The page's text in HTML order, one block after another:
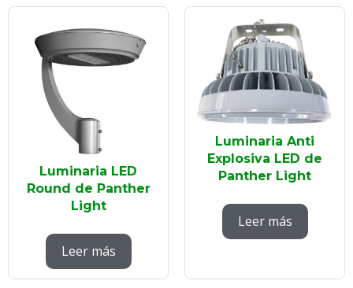
Luminaria LED
Round de Panther
Light
Leer más
Luminaria Anti
Explosiva LED de
Panther Light
Leer más